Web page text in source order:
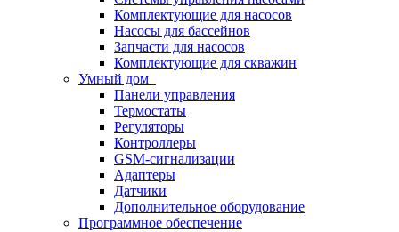
Комплектующие для насосов
Насосы для бассейнов
Запчасти для насосов
Комплектующие для скважин
Умный дом
Панели управления
Термостаты
Регуляторы
Контроллеры
GSM-сигнализации
Адаптеры
Датчики
Дополнительное оборудование
Программное обеспечение